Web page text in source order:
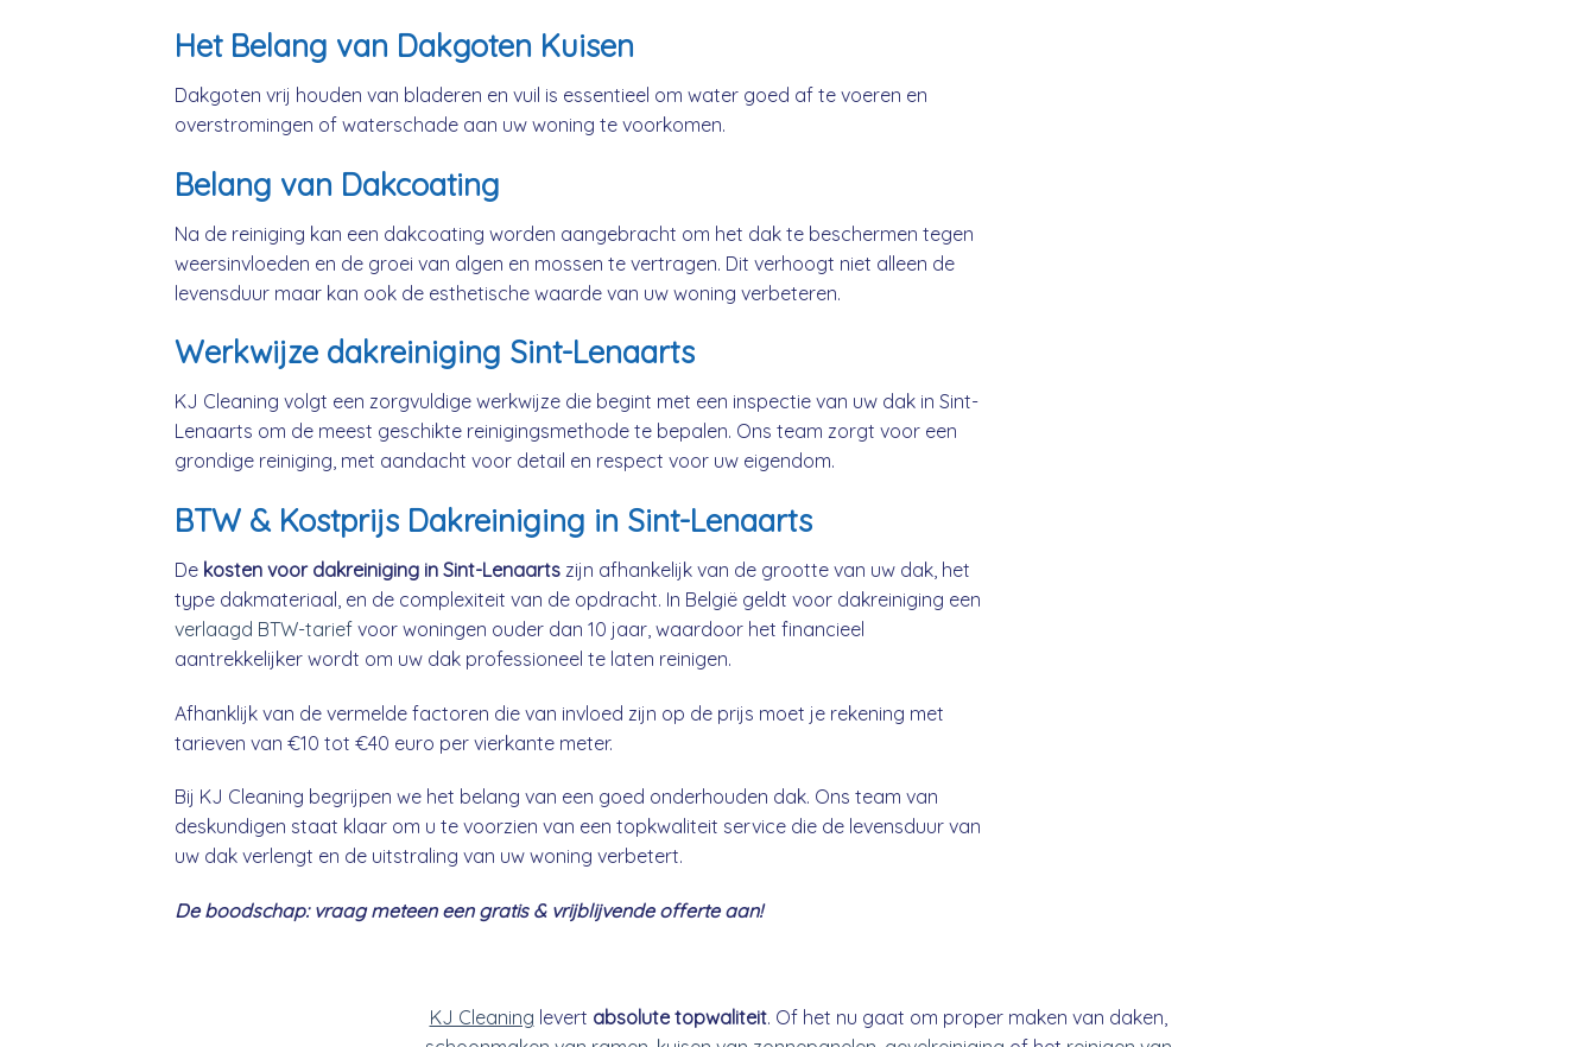
Het Belang van Dakgoten Kuisen
Dakgoten vrij houden van bladeren en vuil is essentieel om water goed af te voeren en
overstromingen of waterschade aan uw woning te voorkomen.
Belang van Dakcoating
Na de reiniging kan een dakcoating worden aangebracht om het dak te beschermen tegen
weersinvloeden en de groei van algen en mossen te vertragen. Dit verhoogt niet alleen de
levensduur maar kan ook de esthetische waarde van uw woning verbeteren.
Werkwijze dakreiniging Sint-Lenaarts
KJ Cleaning volgt een zorgvuldige werkwijze die begint met een inspectie van uw dak in Sint-
Lenaarts om de meest geschikte reinigingsmethode te bepalen. Ons team zorgt voor een
grondige reiniging, met aandacht voor detail en respect voor uw eigendom.
BTW & Kostprijs Dakreiniging in Sint-Lenaarts
De kosten voor dakreiniging in Sint-Lenaarts zijn afhankelijk van de grootte van uw dak, het
type dakmateriaal, en de complexiteit van de opdracht. In België geldt voor dakreiniging een
verlaagd BTW-tarief voor woningen ouder dan 10 jaar, waardoor het financieel
aantrekkelijker wordt om uw dak professioneel te laten reinigen.
Afhanklijk van de vermelde factoren die van invloed zijn op de prijs moet je rekening met
tarieven van €10 tot €40 euro per vierkante meter.
Bij KJ Cleaning begrijpen we het belang van een goed onderhouden dak. Ons team van
deskundigen staat klaar om u te voorzien van een topkwaliteit service die de levensduur van
uw dak verlengt en de uitstraling van uw woning verbetert.
De boodschap: vraag meteen een gratis & vrijblijvende offerte aan!
KJ Cleaning levert absolute topwaliteit. Of het nu gaat om proper maken van daken,